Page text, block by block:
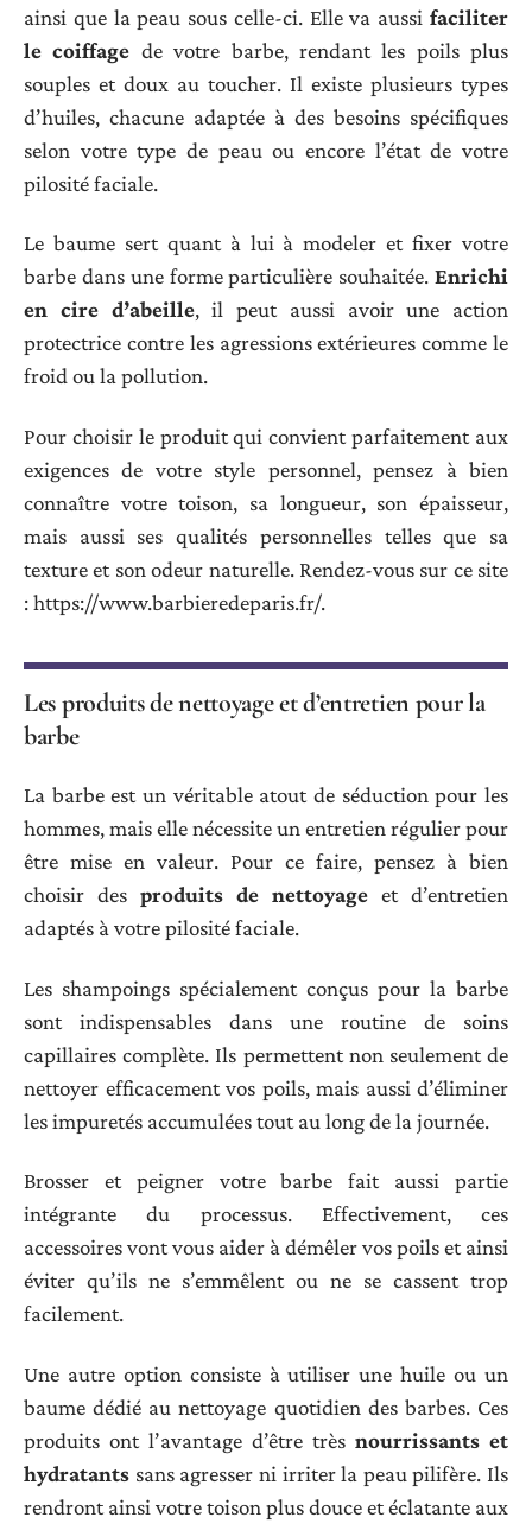
ainsi que la peau sous celle-ci. Elle va aussi faciliter
le coiffage de votre barbe, rendant les poils plus
souples et doux au toucher. Il existe plusieurs types
d’huiles, chacune adaptée à des besoins spécifiques
selon votre type de peau ou encore l’état de votre
pilosité faciale.
Le baume sert quant à lui à modeler et fixer votre
barbe dans une forme particulière souhaitée. Enrichi
en cire d’abeille, il peut aussi avoir une action
protectrice contre les agressions extérieures comme le
froid ou la pollution.
Pour choisir le produit qui convient parfaitement aux
exigences de votre style personnel, pensez à bien
connaître votre toison, sa longueur, son épaisseur,
mais aussi ses qualités personnelles telles que sa
texture et son odeur naturelle. Rendez-vous sur ce site
: https://www.barbieredeparis.fr/.
Les produits de nettoyage et d’entretien pour la
barbe
La barbe est un véritable atout de séduction pour les
hommes, mais elle nécessite un entretien régulier pour
être mise en valeur. Pour ce faire, pensez à bien
choisir des produits de nettoyage et d’entretien
adaptés à votre pilosité faciale.
Les shampoings spécialement conçus pour la barbe
sont indispensables dans une routine de soins
capillaires complète. Ils permettent non seulement de
nettoyer efficacement vos poils, mais aussi d’éliminer
les impuretés accumulées tout au long de la journée.
Brosser et peigner votre barbe fait aussi partie
intégrante du processus. Effectivement, ces
accessoires vont vous aider à démêler vos poils et ainsi
éviter qu’ils ne s’emmêlent ou ne se cassent trop
facilement.
Une autre option consiste à utiliser une huile ou un
baume dédié au nettoyage quotidien des barbes. Ces
produits ont l’avantage d’être très nourrissants et
hydratants sans agresser ni irriter la peau pilifère. Ils
rendront ainsi votre toison plus douce et éclatante aux